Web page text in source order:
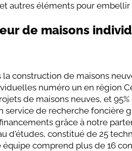
autres éléments pour
de maisons
construction de maisons
numéro un en région
de maisons neuves, et
service de recherche foncière
grâce à notre
d'études, constitué de 25
comprend plus de 16